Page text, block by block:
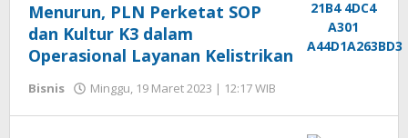
Menurun, PLN Perketat SOP
dan Kultur K3 dalam
Operasional Layanan Kelistrikan
Bisnis Minggu, 19 Maret 2023 | 12:17 WIB